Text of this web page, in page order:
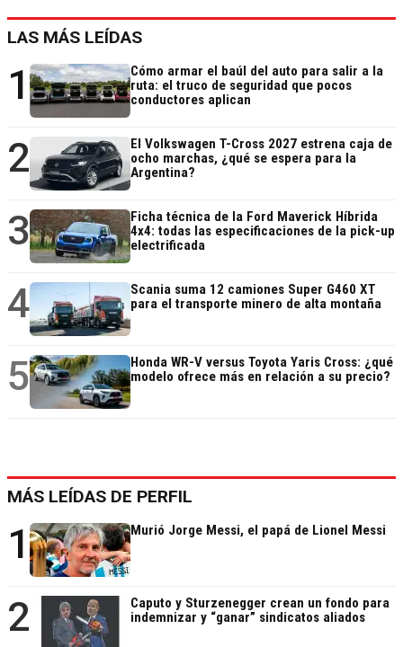
LAS MÁS LEÍDAS
1
Cómo armar el baúl del auto para salir a la
ruta: el truco de seguridad que pocos
conductores aplican
2
El Volkswagen T-Cross 2027 estrena caja de
ocho marchas, ¿qué se espera para la
Argentina?
3
Ficha técnica de la Ford Maverick Híbrida
4x4: todas las especificaciones de la pick-up
electrificada
4
Scania suma 12 camiones Super G460 XT
para el transporte minero de alta montaña
5
Honda WR-V versus Toyota Yaris Cross: ¿qué
modelo ofrece más en relación a su precio?
MÁS LEÍDAS DE PERFIL
1 Murió Jorge Messi, el papá de Lionel Messi
2
Caputo y Sturzenegger crean un fondo para
indemnizar y “ganar” sindicatos aliados